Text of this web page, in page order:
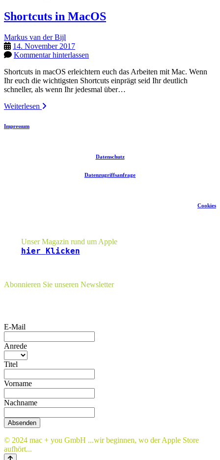
Shortcuts in MacOS
Markus van der Bijl
14. November 2017
Kommentar hinterlassen
Shortcuts in macOS erleichtern euch das Arbeiten mit Mac. Wenn
Ihr euch die wichtigsten Shortcuts einprägt seid Ihr deutlich
schneller, als wenn Ihr jedesmal über…
Weiterlesen Shortcuts
Impressum
Datenschutz
Datenzugriffsanfrage
Cookies
Unser Magazin rund um Apple
hier Klicken
Abonnieren Sie unseren Newsletter
E-Mail
Anrede
Titel
Vorname
Nachname
Absenden
© 2024 mac + you GmbH ...wir beginnen, wo der Apple Store
aufhört...
Nach